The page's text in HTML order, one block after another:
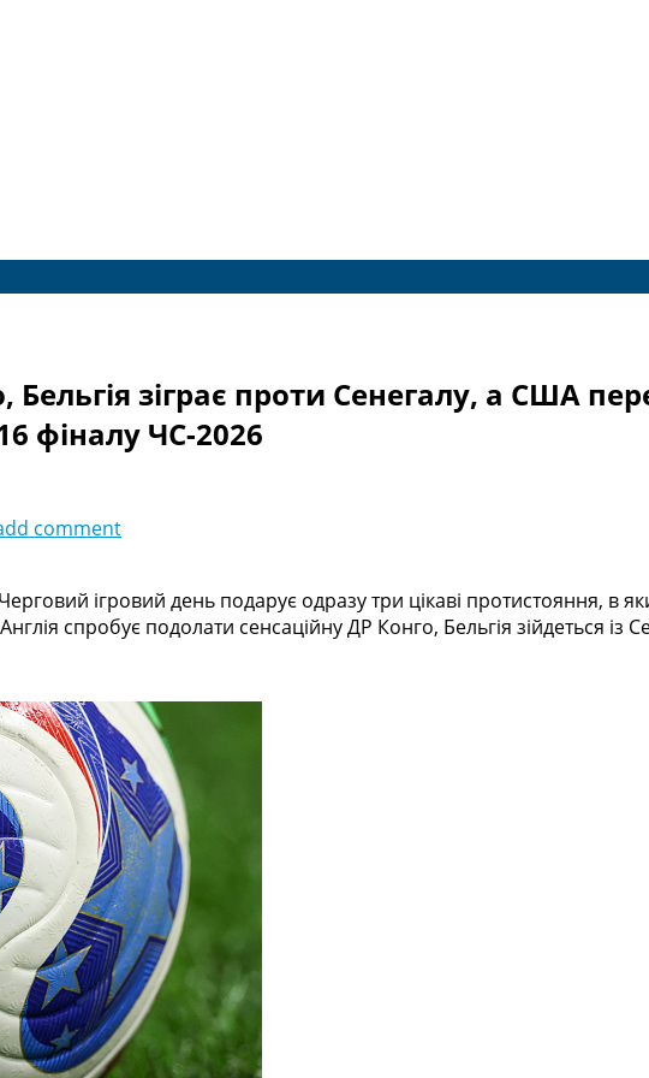
Бельгія зіграє проти Сенегалу, а США
фіналу ЧС-2026
comment
ігровий день подарує одразу три цікаві протистояння, в
спробує подолати сенсаційну ДР Конго, Бельгія зійдеться із